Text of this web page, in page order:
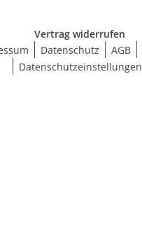
Vertrag widerrufen
Datenschutz AGB
Datenschutzeinstellungen